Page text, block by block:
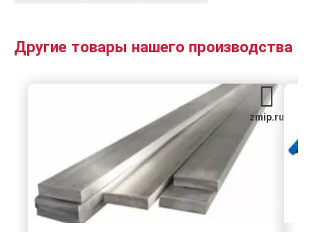
Другие товары нашего производства
zmip.ru